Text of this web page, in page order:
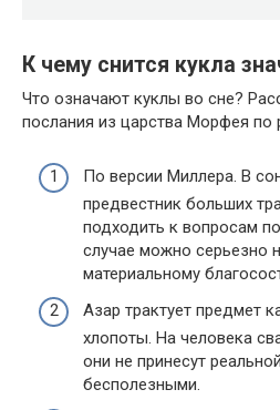
К чему снится кукла
Что означают куклы во сне?
послания из царства Морфея по
По версии Миллера. В
предвестник больших
подходить к вопросам
случае можно серьезно
материальному
Азар трактует предмет
хлопоты. На человека
они не принесут
бесполезными.